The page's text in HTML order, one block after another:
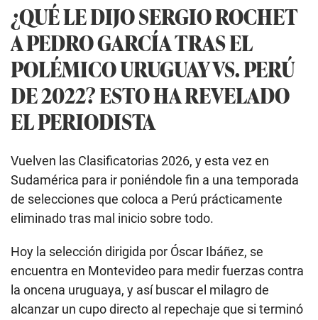
¿QUÉ LE DIJO SERGIO ROCHET
A PEDRO GARCÍA TRAS EL
POLÉMICO URUGUAY VS. PERÚ
DE 2022? ESTO HA REVELADO
EL PERIODISTA
Vuelven las Clasificatorias 2026, y esta vez en
Sudamérica para ir poniéndole fin a una temporada
de selecciones que coloca a Perú prácticamente
eliminado tras mal inicio sobre todo.
Hoy la selección dirigida por Óscar Ibáñez, se
encuentra en Montevideo para medir fuerzas contra
la oncena uruguaya, y así buscar el milagro de
alcanzar un cupo directo al repechaje que si terminó